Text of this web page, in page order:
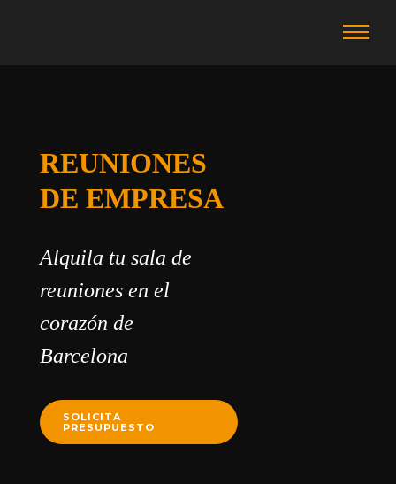
REUNIONES
DE EMPRESA
Alquila tu sala de
reuniones en el
corazón de
Barcelona
SOLICITA
PRESUPUESTO